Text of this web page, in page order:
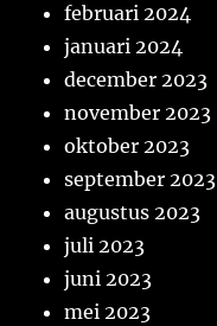
februari 2024
januari 2024
december 2023
november 2023
oktober 2023
september 2023
augustus 2023
juli 2023
juni 2023
mei 2023